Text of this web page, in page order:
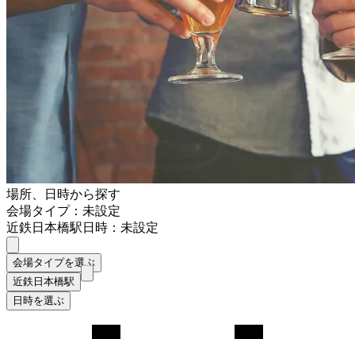
場所、日時から探す
会場タイプ：未設定
近鉄日本橋駅日時：未設定
会場タイプを選ぶ
近鉄日本橋駅
日時を選ぶ